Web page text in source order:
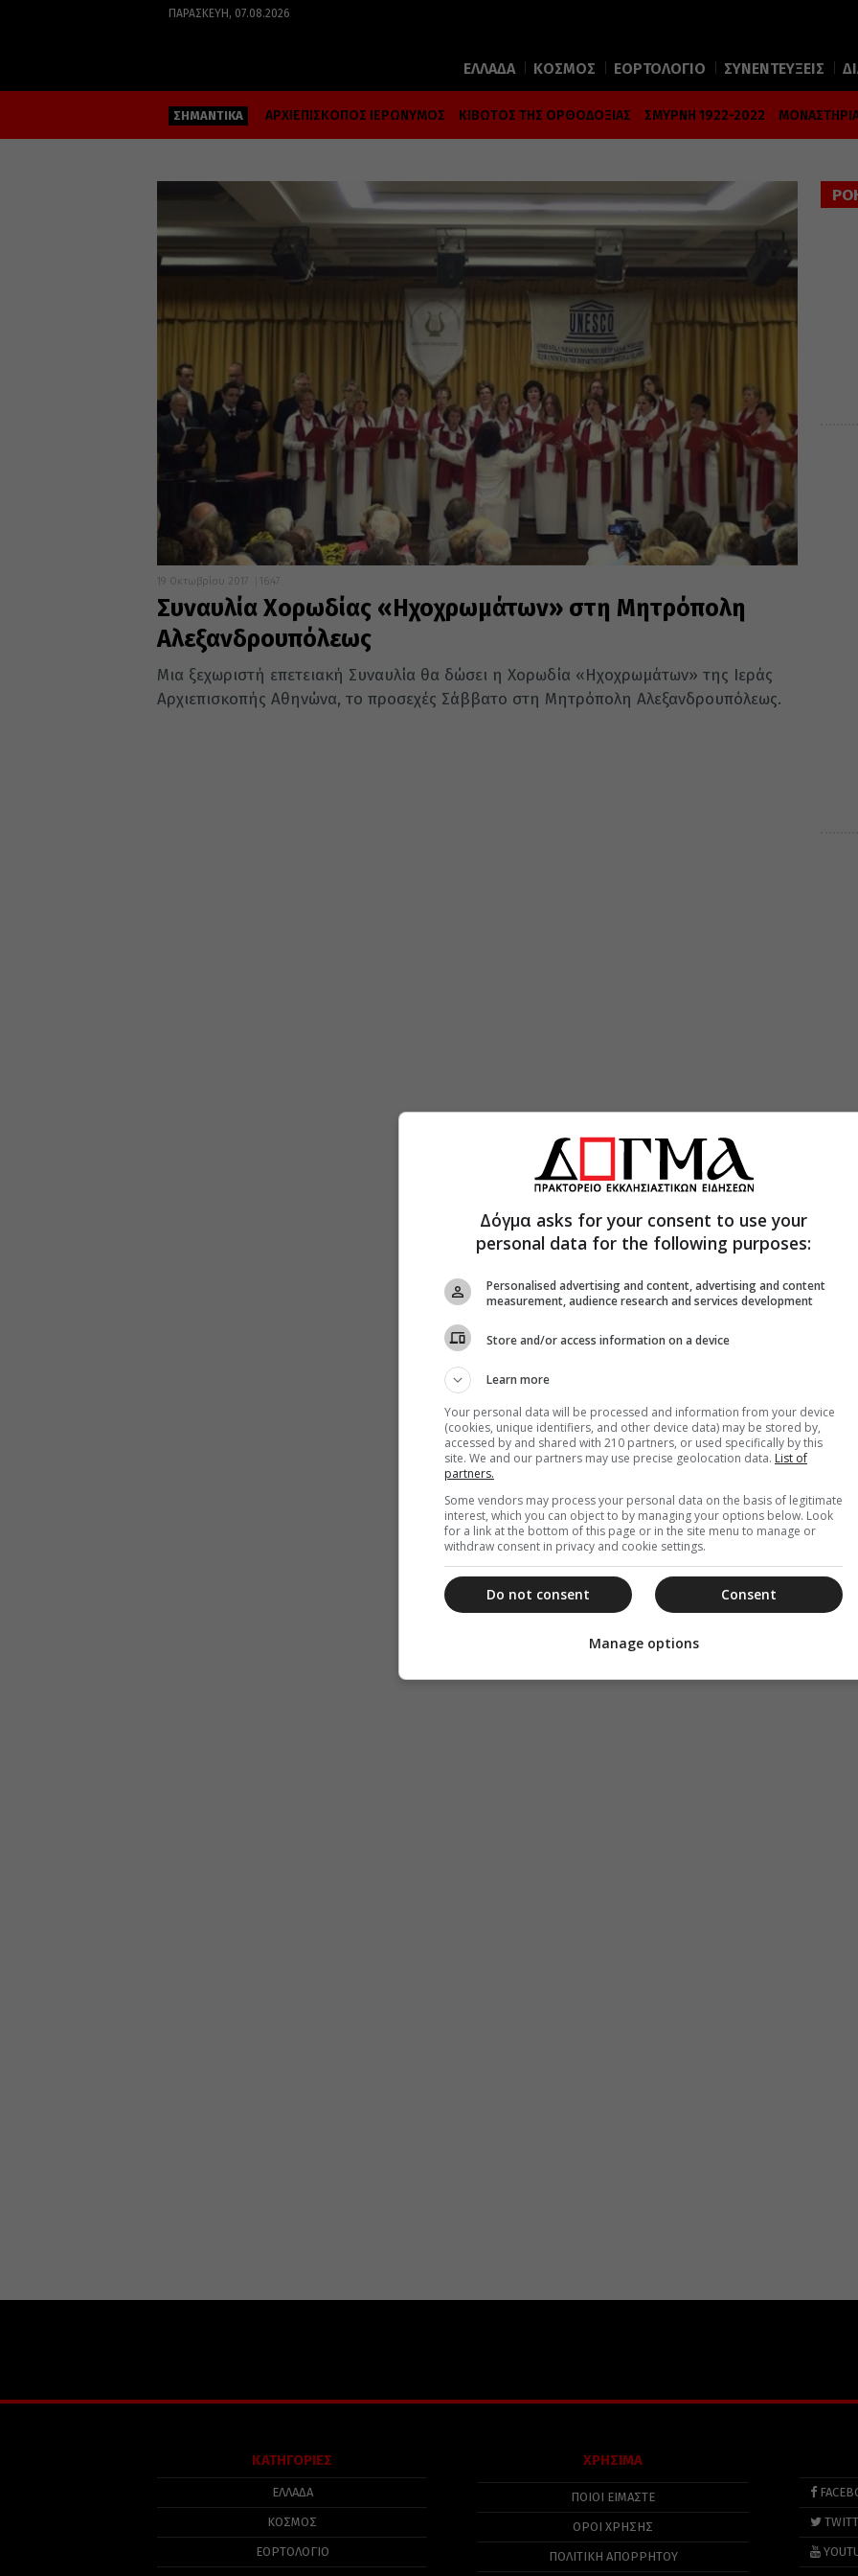
ΠΑΡΑΣΚΕΥΉ, 07.08.2026
ΕΛΛΑΔΑ ΚΟΣΜΟΣ ΕΟΡΤΟΛΟΓΙΟ ΣΥΝΕΝΤΕΥΞΕΙΣ
ΣΗΜΑΝΤΙΚΑ ΑΡΧΙΕΠΙΣΚΟΠΟΣ ΙΕΡΩΝΥΜΟΣ ΚΙΒΩΤΟΣ ΤΗΣ ΟΡΘΟΔΟΞΙΑΣ ΣΜΥΡΝΗ 1922-2022
19 Οκτωβρίου 2017 16:47
Συναυλία Χορωδίας «Ηχοχρωμάτων» στη Μητρόπολη
Αλεξανδρουπόλεως
Μια ξεχωριστή επετειακή Συναυλία θα δώσει η Χορωδία «Ηχοχρωμάτων» της Ιεράς
Αρχιεπισκοπής Αθηνώνα, το προσεχές Σάββατο στη Μητρόπολη Αλεξανδρουπόλεως.
ΚΑΤΗΓΟΡΙΕΣ
ΕΛΛΑΔΑ
ΚΟΣΜΟΣ
ΕΟΡΤΟΛΟΓΙΟ
ΧΡΗΣΙΜΑ
ΠΟΙΟΙ ΕΙΜΑΣΤΕ
ΟΡΟΙ ΧΡΗΣΗΣ
ΠΟΛΙΤΙΚΉ ΑΠΟΡΡΉΤΟΥ
Δόγμα asks for your consent to use your
personal data for the following purposes:
Personalised advertising and content, advertising and content
measurement, audience research and services development
Store and/or access information on a device
Learn more
Your personal data will be processed and information from your device
(cookies, unique identifiers, and other device data) may be stored by,
accessed by and shared with 210 partners, or used specifically by this
site. We and our partners may use precise geolocation data. List of
partners.
Some vendors may process your personal data on the basis of legitimate
interest, which you can object to by managing your options below. Look
for a link at the bottom of this page or in the site menu to manage or
withdraw consent in privacy and cookie settings.
Consent
Do not consent
Manage options